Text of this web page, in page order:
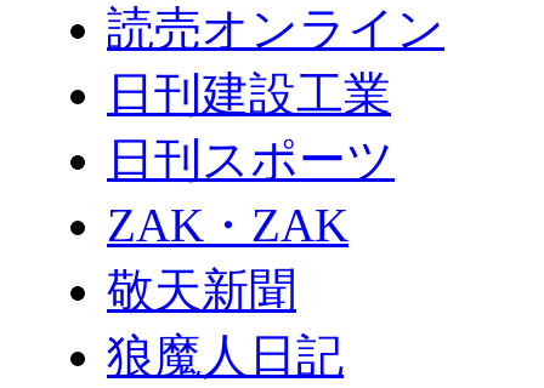
読売オンライン
日刊建設工業
日刊スポーツ
ZAK・ZAK
敬天新聞
狼魔人日記